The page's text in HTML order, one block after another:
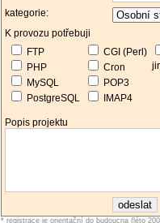
kategorie:
K provozu potřebuji
FTP
PHP
MySQL
PostgreSQL
CGI (Perl)
Cron
POP3
IMAP4
Popis projektu
* registrace je orientační do budoucna (léto